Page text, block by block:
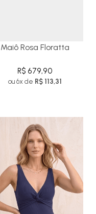
Maiô Rosa Floratta
R$ 679,90
ou 6x de R$ 113,31